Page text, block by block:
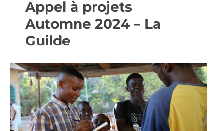
Appel à projets
Automne 2024 – La
Guilde